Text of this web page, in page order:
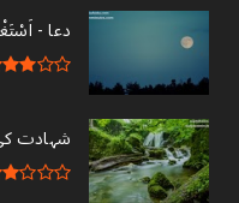
دعا - ‎اَسْتَغْفِرُ اللهَ رَبِّىْ مِنْ کل ذَنبٍ وَّاَتُوْبُ اِلَيْهِ
شہادت